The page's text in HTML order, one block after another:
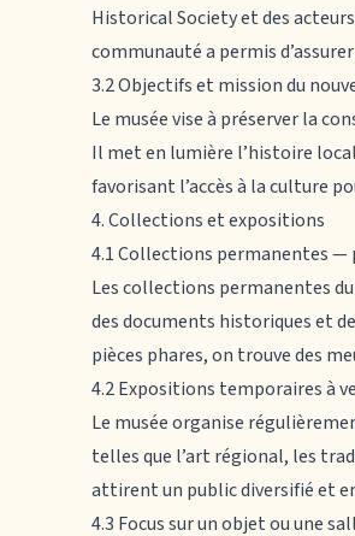
Historical Society et des
communauté a permis
3.2 Objectifs et mission du
Le musée vise à préserverla
Il met en lumière l’histoire
favorisant l’accès à la culture
4. Collections et expositions
4.1 Collections permanentes —
Les collections permanentes
des documents historiques et
pièces phares, on trouve des
4.2 Expositions temporaires à
Le musée organise
telles que l’art régional, les
attirent un public diversifié et
4.3 Focus sur un objet ou une